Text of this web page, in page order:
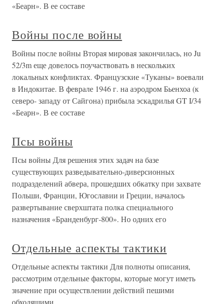
«Беарн». В ее составе
Войны после войны
Войны после войны Вторая мировая закончилась, но Ju
52/3m еще довелось поучаствовать в нескольких
локальных конфликтах. Французские «Туканы» воевали
в Индокитае. В феврале 1946 г. на аэродром Бьенхоа (к
северо- западу от Сайгона) прибыла эскадрилья GT I/34
«Беарн». В ее составе
Псы войны
Псы войны Для решения этих задач на базе
существующих разведывательно-диверсионных
подразделений абвера, прошедших обкатку при захвате
Польши, Франции, Югославии и Греции, началось
развертывание сверхштата полка специального
назначения «Бранденбург-800». Но одних его
Отдельные аспекты тактики
Отдельные аспекты тактики Для полноты описания,
рассмотрим отдельные факторы, которые могут иметь
значение при осуществлении действий пешими
обходящими